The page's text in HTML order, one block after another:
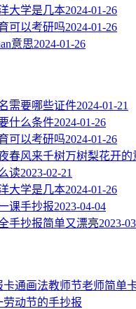
大学是几本2024-01-26
可以考研吗2024-01-26
意思2024-01-26
需要哪些证件2024-01-21
什么条件2024-01-26
可以考研吗2024-01-26
春风来千树万树梨花开的
读2023-02-21
大学是几本2024-01-26
课手抄报2023-04-04
手抄报简单又漂亮2023-
卡通画法教师节老师简单
劳动节的手抄报